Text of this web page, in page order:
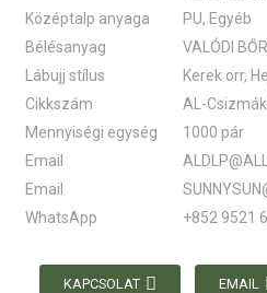
Középtalp anyaga
PU, Egyéb
Bélésanyag
VALÓDI
Lábujj stílus
Kerek orr,
Cikkszám
AL-
Mennyiségi egység
1000 pár
Email
Email
WhatsApp
+852 9521
KAPCSOLAT EMAIL